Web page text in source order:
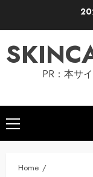
PR：本サ
Primary
Menu
Home